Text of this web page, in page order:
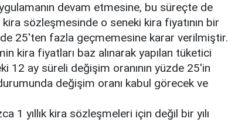
devam etmesine, bu süreçte de
sözleşmesinde o seneki kira fiyatının bir
25'ten fazla geçmemesine karar verilmiştir.
kira fiyatları baz alınarak yapılan tüketici
12 ay süreli değişim oranının yüzde 25'in
değişim oranı kabul görecek ve
1 yıllık kira sözleşmeleri için değil bir yılı